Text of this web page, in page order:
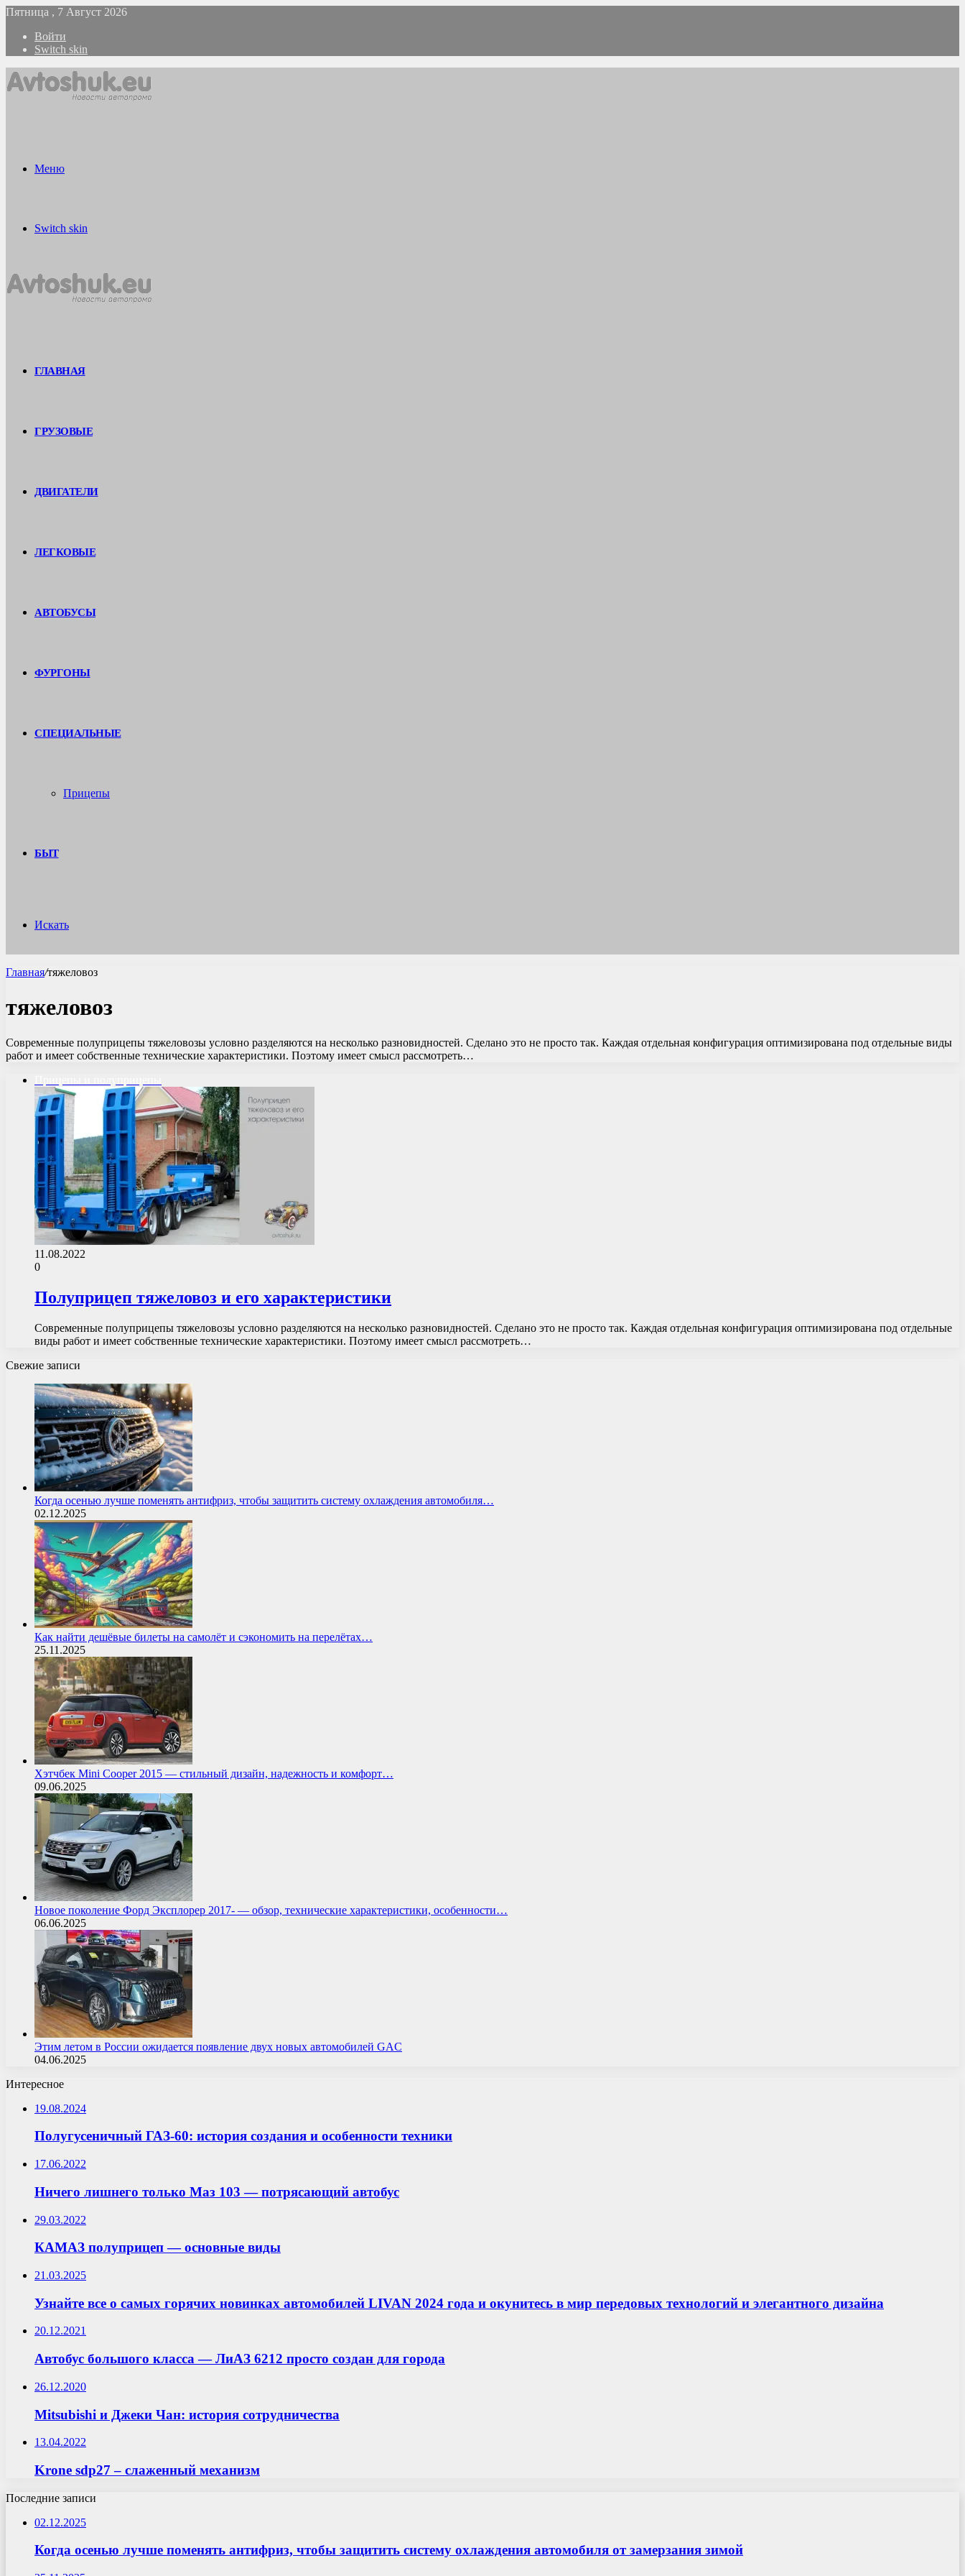
Пятница , 7 Август 2026
Войти
Switch skin
Меню
Switch skin
ГЛАВНАЯ
ГРУЗОВЫЕ
ДВИГАТЕЛИ
ЛЕГКОВЫЕ
АВТОБУСЫ
ФУРГОНЫ
СПЕЦИАЛЬНЫЕ
Прицепы
БЫТ
Искать
Главная/тяжеловоз
тяжеловоз
Современные полуприцепы тяжеловозы условно разделяются на несколько разновидностей. Сделано это не просто так. Каждая отдельная конфигурация оптимизирована под отдельные виды
работ и имеет собственные технические характеристики. Поэтому имеет смысл рассмотреть…
11.08.2022
0
Полуприцеп тяжеловоз и его характеристики
Современные полуприцепы тяжеловозы условно разделяются на несколько разновидностей. Сделано это не просто так. Каждая отдельная конфигурация оптимизирована под отдельные
виды работ и имеет собственные технические характеристики. Поэтому имеет смысл рассмотреть…
Свежие записи
Когда осенью лучше поменять антифриз, чтобы защитить систему охлаждения автомобиля…
02.12.2025
Как найти дешёвые билеты на самолёт и сэкономить на перелётах…
25.11.2025
Хэтчбек Mini Cooper 2015 — стильный дизайн, надежность и комфорт…
09.06.2025
Новое поколение Форд Эксплорер 2017- — обзор, технические характеристики, особенности…
06.06.2025
Этим летом в России ожидается появление двух новых автомобилей GAC
04.06.2025
Интересное
19.08.2024
Полугусеничный ГАЗ-60: история создания и особенности техники
17.06.2022
Ничего лишнего только Маз 103 — потрясающий автобус
29.03.2022
КАМАЗ полуприцеп — основные виды
21.03.2025
Узнайте все о самых горячих новинках автомобилей LIVAN 2024 года и окунитесь в мир передовых технологий и элегантного дизайна
20.12.2021
Автобус большого класса — ЛиАЗ 6212 просто создан для города
26.12.2020
Mitsubishi и Джеки Чан: история сотрудничества
13.04.2022
Krone sdp27 – слаженный механизм
Последние записи
02.12.2025
Когда осенью лучше поменять антифриз, чтобы защитить систему охлаждения автомобиля от замерзания зимой